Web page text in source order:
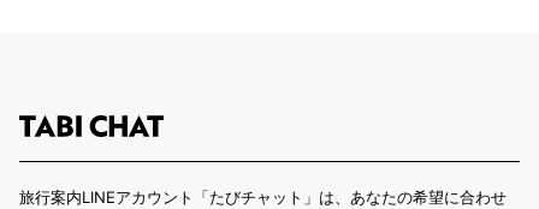
旅行案内LINEアカウント「たびチャット」は、あなたの希望に合わせ